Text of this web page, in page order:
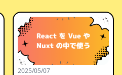
2025/05/07